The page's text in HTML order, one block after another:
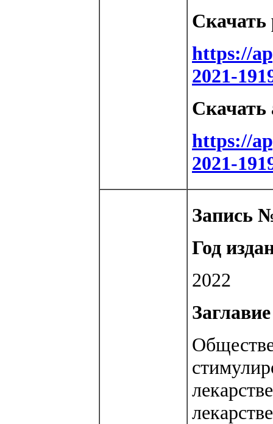
Скачать
https://
2021-
Скачать
https://
2021-
Запись
Год
2022